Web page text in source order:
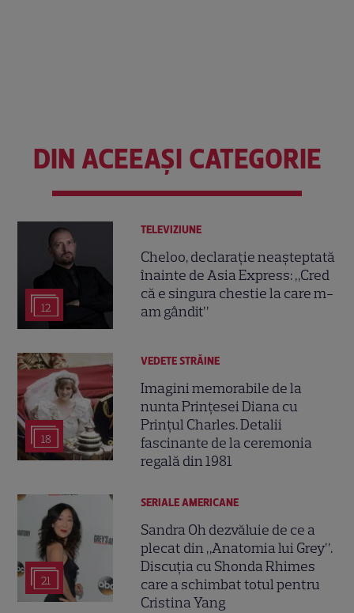
DIN ACEEAȘI CATEGORIE
12
TELEVIZIUNE
Cheloo, declarație neașteptată
înainte de Asia Express: „Cred
că e singura chestie la care m-
am gândit”
18
VEDETE STRĂINE
Imagini memorabile de la
nunta Prințesei Diana cu
Prințul Charles. Detalii
fascinante de la ceremonia
regală din 1981
21
SERIALE AMERICANE
Sandra Oh dezvăluie de ce a
plecat din „Anatomia lui Grey”.
Discuția cu Shonda Rhimes
care a schimbat totul pentru
Cristina Yang